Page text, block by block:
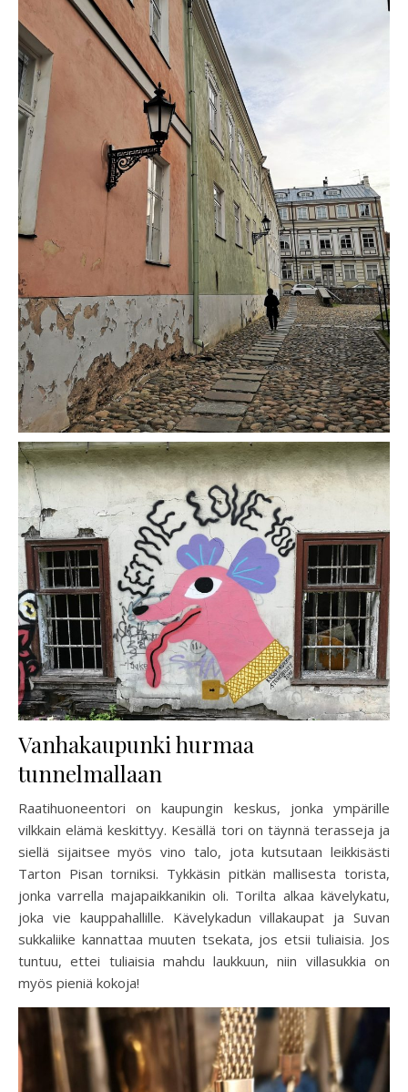
Vanhakaupunki hurmaa
tunnelmallaan
Raatihuoneentori on kaupungin keskus, jonka ympärille
vilkkain elämä keskittyy. Kesällä tori on täynnä terasseja ja
siellä sijaitsee myös vino talo, jota kutsutaan leikkisästi
Tarton Pisan torniksi. Tykkäsin pitkän mallisesta torista,
jonka varrella majapaikkanikin oli. Torilta alkaa kävelykatu,
joka vie kauppahallille. Kävelykadun villakaupat ja Suvan
sukkaliike kannattaa muuten tsekata, jos etsii tuliaisia. Jos
tuntuu, ettei tuliaisia mahdu laukkuun, niin villasukkia on
myös pieniä kokoja!